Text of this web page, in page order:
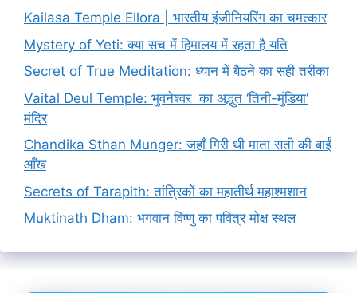
Kailasa Temple Ellora | भारतीय इंजीनियरिंग का चमत्कार
Mystery of Yeti: क्या सच में हिमालय में रहता है यति
Secret of True Meditation: ध्यान में बैठने का सही तरीका
Vaital Deul Temple: भुवनेश्वर का अद्भुत ‘तिनी-मुंडिया’
मंदिर
Chandika Sthan Munger: जहाँ गिरी थी माता सती की बाईं
आँख
Secrets of Tarapith: तांत्रिकों का महातीर्थ महाश्मशान
Muktinath Dham: भगवान विष्णु का पवित्र मोक्ष स्थल